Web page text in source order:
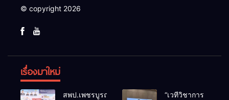
© copyright 2026
เรื่องมาใหม่
สพป.เพชรบูรณ์
“เวทีวิชาการ